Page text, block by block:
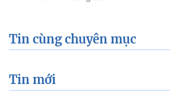
Tin cùng chuyên mục
Tin mới